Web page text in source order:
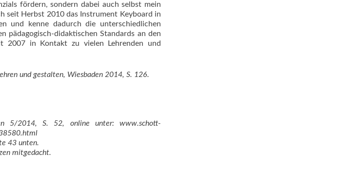
fördern, sondern dabei auch selbst mein
seit Herbst 2010 das Instrument Keyboard in
und kenne dadurch die unterschiedlichen
pädagogisch-didaktischen Stan­dards an den
2007 in Kontakt zu vielen Lehrenden und
und gestalten, Wiesbaden 2014, S. 126.
5/2014, S. 52, online unter: www.schott-
43 unten.
mitgedacht.